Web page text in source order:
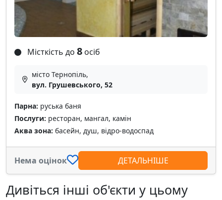
Місткість до 8 осіб
місто Тернопіль,
вул. Грушевського, 52
Парна: руська баня
Послуги: ресторан, мангал, камін
Аква зона: басейн, душ, відро-водоспад
Нема оцінок ДЕТАЛЬНІШЕ
Дивіться інші об'єкти у цьому